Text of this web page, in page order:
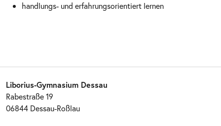
handlungs- und erfahrungsorientiert lernen
Liborius-Gymnasium Dessau
Rabestraße 19
06844 Dessau-Roßlau